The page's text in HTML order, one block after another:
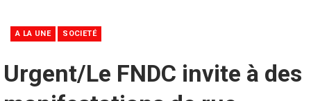
A LA UNE SOCIETÉ
Urgent/Le FNDC invite à des